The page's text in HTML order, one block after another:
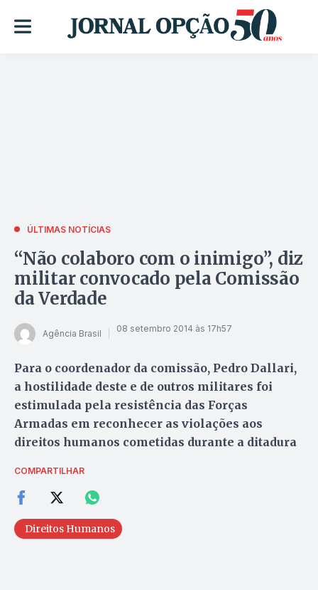
ÚLTIMAS NOTÍCIAS
“Não colaboro com o inimigo”, diz
militar convocado pela Comissão
da Verdade
Agência Brasil 08 setembro 2014 às 17h57
Para o coordenador da comissão, Pedro Dallari,
a hostilidade deste e de outros militares foi
estimulada pela resistência das Forças
Armadas em reconhecer as violações aos
direitos humanos cometidas durante a ditadura
COMPARTILHAR
Direitos Humanos